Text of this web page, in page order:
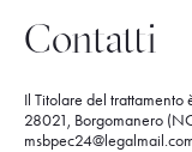
Contatti
Il Titolare del trattamento
28021, Borgomanero